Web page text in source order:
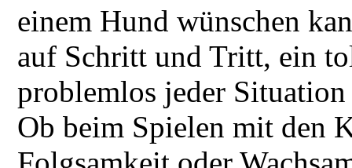
einem Hund wünschen
auf Schritt und Tritt, ein
problemlos jeder Situation
Ob beim Spielen mit den